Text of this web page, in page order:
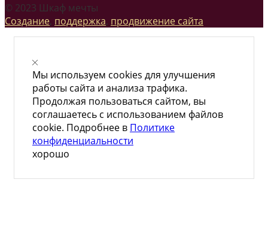
© 2023 Шкаф мечты
Создание, поддержка, продвижение сайта
Мы используем cookies для улучшения
работы сайта и анализа трафика.
Продолжая пользоваться сайтом, вы
соглашаетесь с использованием файлов
cookie. Подробнее в Политике
конфиденциальности
хорошо